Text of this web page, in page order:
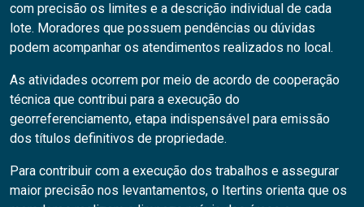
com precisão os limites e a descrição individual de cada
lote. Moradores que possuem pendências ou dúvidas
podem acompanhar os atendimentos realizados no local.
As atividades ocorrem por meio de acordo de cooperação
técnica que contribui para a execução do
georreferenciamento, etapa indispensável para emissão
dos títulos definitivos de propriedade.
Para contribuir com a execução dos trabalhos e assegurar
maior precisão nos levantamentos, o Itertins orienta que os